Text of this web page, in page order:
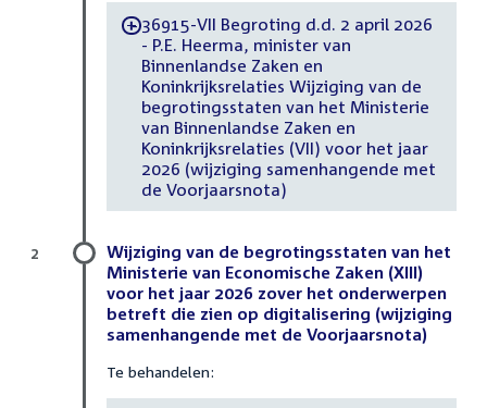
-36915-VII Begroting d.d. 2 april 2026
- P.E. Heerma, minister van
Binnenlandse Zaken en
Koninkrijksrelaties Wijziging van de
begrotingsstaten van het Ministerie
van Binnenlandse Zaken en
Koninkrijksrelaties (VII) voor het jaar
2026 (wijziging samenhangende met
de Voorjaarsnota)
Wijziging van de begrotingsstaten van het
Ministerie van Economische Zaken (XIII)
voor het jaar 2026 zover het onderwerpen
betreft die zien op digitalisering (wijziging
samenhangende met de Voorjaarsnota)
Te behandelen:
2